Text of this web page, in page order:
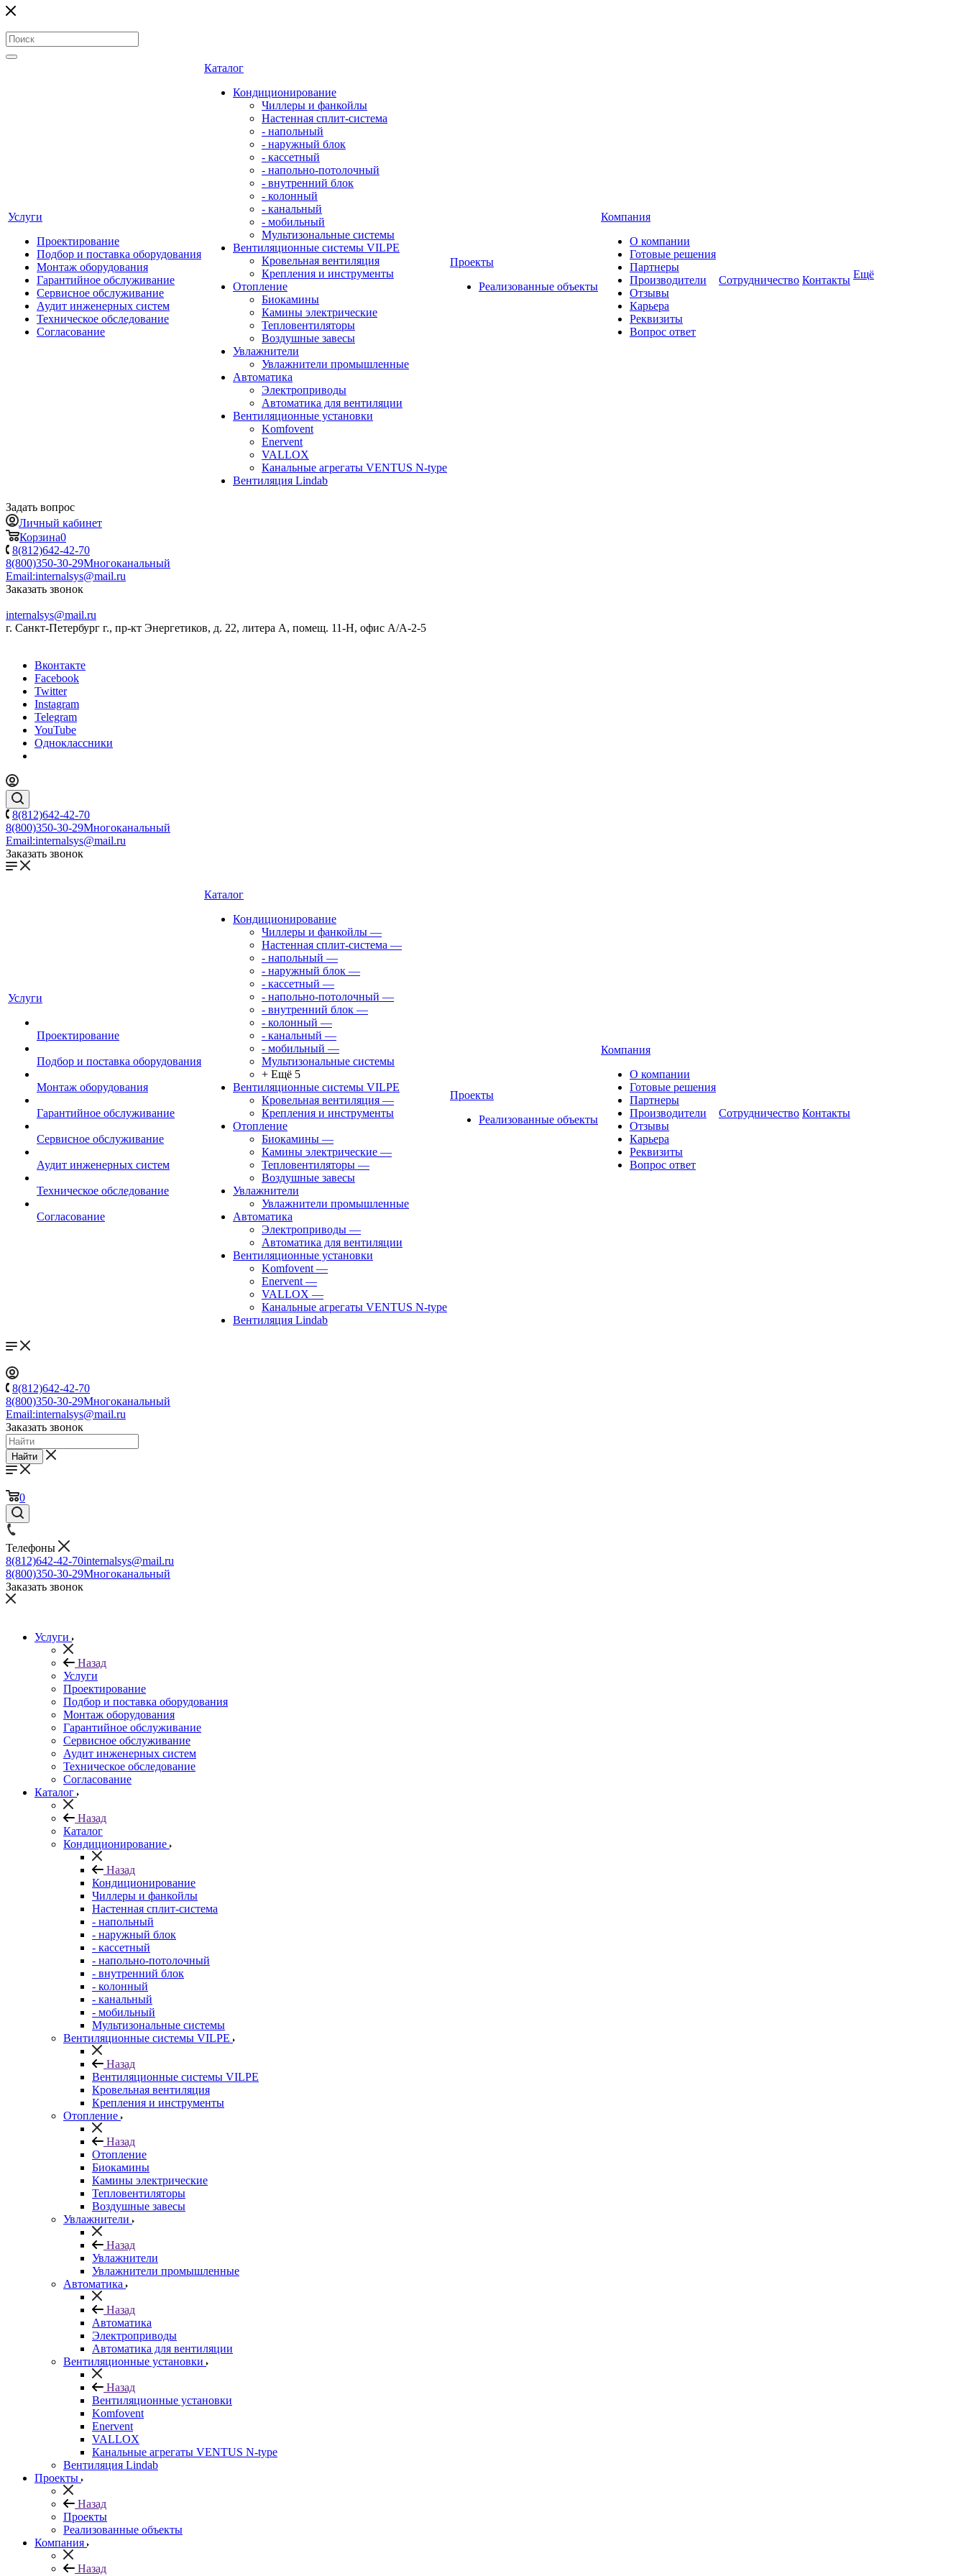
Услуги
Проектирование
Подбор и поставка оборудования
Монтаж оборудования
Гарантийное обслуживание
Сервисное обслуживание
Аудит инженерных систем
Техническое обследование
Согласование
Каталог
Кондиционирование
Чиллеры и фанкойлы
Настенная сплит-система
- напольный
- наружный блок
- кассетный
- напольно-потолочный
- внутренний блок
- колонный
- канальный
- мобильный
Мультизональные системы
Вентиляционные системы VILPE
Кровельная вентиляция
Крепления и инструменты
Отопление
Биокамины
Камины электрические
Тепловентиляторы
Воздушные завесы
Увлажнители
Увлажнители промышленные
Автоматика
Электроприводы
Автоматика для вентиляции
Вентиляционные установки
Komfovent
Enervent
VALLOX
Канальные агрегаты VENTUS N-type
Вентиляция Lindab
Проекты
Реализованные объекты
Компания
О компании
Готовые решения
Партнеры
Производители
Отзывы
Карьера
Реквизиты
Вопрос ответ
Сотрудничество Контакты Ещё
Задать вопрос
Личный кабинет
Корзина0
8(812)642-42-70
8(800)350-30-29Многоканальный
Email:internalsys@mail.ru
Заказать звонок
internalsys@mail.ru
г. Санкт-Петербург г., пр-кт Энергетиков, д. 22, литера А, помещ. 11-Н, офис А/А-2-5
Вконтакте
Facebook
Twitter
Instagram
Telegram
YouTube
Одноклассники
8(812)642-42-70
8(800)350-30-29Многоканальный
Email:internalsys@mail.ru
Заказать звонок
Услуги
Проектирование
Подбор и поставка оборудования
Монтаж оборудования
Гарантийное обслуживание
Сервисное обслуживание
Аудит инженерных систем
Техническое обследование
Согласование
Каталог
Кондиционирование
Чиллеры и фанкойлы —
Настенная сплит-система —
- напольный —
- наружный блок —
- кассетный —
- напольно-потолочный —
- внутренний блок —
- колонный —
- канальный —
- мобильный —
Мультизональные системы
+ Ещё 5
Вентиляционные системы VILPE
Кровельная вентиляция —
Крепления и инструменты
Отопление
Биокамины —
Камины электрические —
Тепловентиляторы —
Воздушные завесы
Увлажнители
Увлажнители промышленные
Автоматика
Электроприводы —
Автоматика для вентиляции
Вентиляционные установки
Komfovent —
Enervent —
VALLOX —
Канальные агрегаты VENTUS N-type
Вентиляция Lindab
Проекты
Реализованные объекты
Компания
О компании
Готовые решения
Партнеры
Производители
Отзывы
Карьера
Реквизиты
Вопрос ответ
Сотрудничество Контакты
8(812)642-42-70
8(800)350-30-29Многоканальный
Email:internalsys@mail.ru
Заказать звонок
Найти
0
Телефоны
8(812)642-42-70internalsys@mail.ru
8(800)350-30-29Многоканальный
Заказать звонок
Услуги
Назад
Услуги
Проектирование
Подбор и поставка оборудования
Монтаж оборудования
Гарантийное обслуживание
Сервисное обслуживание
Аудит инженерных систем
Техническое обследование
Согласование
Каталог
Назад
Каталог
Кондиционирование
Назад
Кондиционирование
Чиллеры и фанкойлы
Настенная сплит-система
- напольный
- наружный блок
- кассетный
- напольно-потолочный
- внутренний блок
- колонный
- канальный
- мобильный
Мультизональные системы
Вентиляционные системы VILPE
Назад
Вентиляционные системы VILPE
Кровельная вентиляция
Крепления и инструменты
Отопление
Назад
Отопление
Биокамины
Камины электрические
Тепловентиляторы
Воздушные завесы
Увлажнители
Назад
Увлажнители
Увлажнители промышленные
Автоматика
Назад
Автоматика
Электроприводы
Автоматика для вентиляции
Вентиляционные установки
Назад
Вентиляционные установки
Komfovent
Enervent
VALLOX
Канальные агрегаты VENTUS N-type
Вентиляция Lindab
Проекты
Назад
Проекты
Реализованные объекты
Компания
Назад